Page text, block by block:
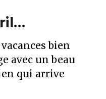
bien
avec un beau
qui arrive